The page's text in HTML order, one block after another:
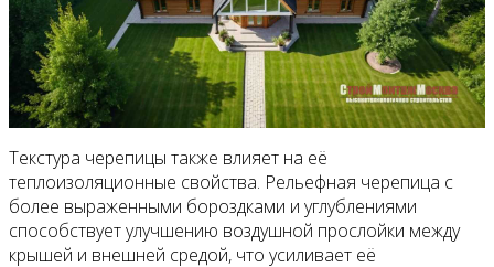
Текстура черепицы также влияет на её
теплоизоляционные свойства. Рельефная черепица с
более выраженными бороздками и углублениями
способствует улучшению воздушной прослойки между
крышей и внешней средой, что усиливает её